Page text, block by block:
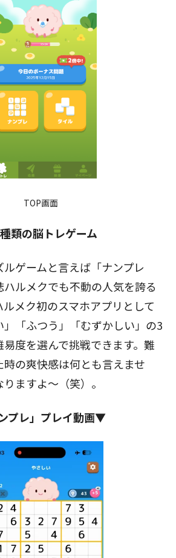
TOP画面
類の脳トレゲーム
ゲームと言えば「ナンプレ
ハルメクでも不動の人気を誇る
メク初のスマホアプリとして
「ふつう」「むずかしい」の3
度を選んで挑戦できます。難
時の爽快感は何とも言えませ
ますよ～（笑）。
ンプレ」プレイ動画▼